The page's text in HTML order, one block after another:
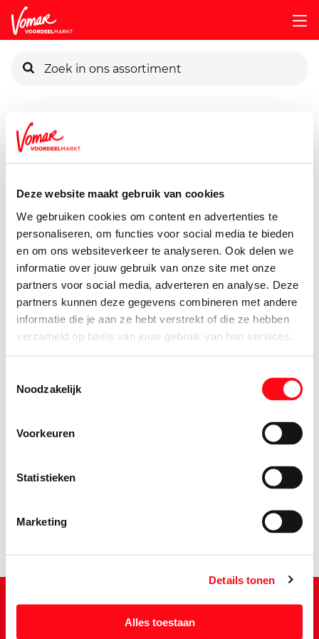
Deze website maakt gebruik van cookies
We gebruiken cookies om content en advertenties te
personaliseren, om functies voor social media te bieden
en om ons websiteverkeer te analyseren. Ook delen we
informatie over jouw gebruik van onze site met onze
partners voor social media, adverteren en analyse. Deze
partners kunnen deze gegevens combineren met andere
informatie die je aan ze hebt verstrekt of die ze hebben
verzameld op basis van jouw gebruik van hun services.
Noodzakelijk
Voorkeuren
Statistieken
Marketing
Details tonen
Alles toestaan
Pincode vergeten
Persoonlijk KIK-account
Assortiment
340 gram
1.19